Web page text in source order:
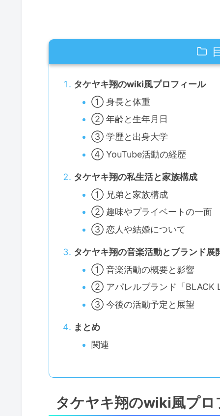
タケヤキ翔のwiki風プロフィール
① 身長と体重
② 年齢と生年月日
③ 学歴と出身大学
④ YouTube活動の経歴
タケヤキ翔の私生活と家族構成
① 兄弟と家族構成
② 趣味やプライベートの一面
③ 恋人や結婚について
タケヤキ翔の音楽活動とブランド展
① 音楽活動の概要と影響
② アパレルブランド「BLACK
③ 今後の活動予定と展望
まとめ
関連
タケヤキ翔のwiki風プロ